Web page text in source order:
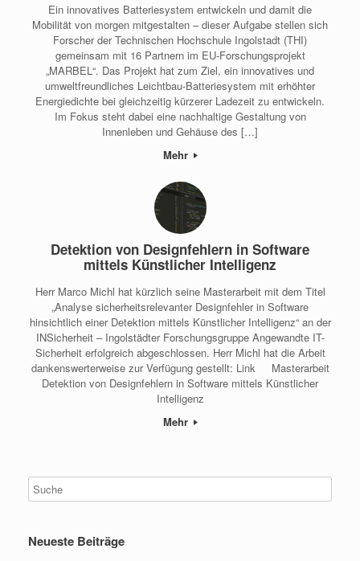
Ein innovatives Batteriesystem entwickeln und damit die
Mobilität von morgen mitgestalten – dieser Aufgabe stellen sich
Forscher der Technischen Hochschule Ingolstadt (THI)
gemeinsam mit 16 Partnern im EU-Forschungsprojekt
„MARBEL“. Das Projekt hat zum Ziel, ein innovatives und
umweltfreundliches Leichtbau-Batteriesystem mit erhöhter
Energiedichte bei gleichzeitig kürzerer Ladezeit zu entwickeln.
Im Fokus steht dabei eine nachhaltige Gestaltung von
Innenleben und Gehäuse des […]
Mehr
Detektion von Designfehlern in Software
mittels Künstlicher Intelligenz
Herr Marco Michl hat kürzlich seine Masterarbeit mit dem Titel
„Analyse sicherheitsrelevanter Designfehler in Software
hinsichtlich einer Detektion mittels Künstlicher Intelligenz“ an der
INSicherheit – Ingolstädter Forschungsgruppe Angewandte IT-
Sicherheit erfolgreich abgeschlossen. Herr Michl hat die Arbeit
dankenswerterweise zur Verfügung gestellt: Link Masterarbeit
Detektion von Designfehlern in Software mittels Künstlicher
Intelligenz
Mehr
Neueste Beiträge